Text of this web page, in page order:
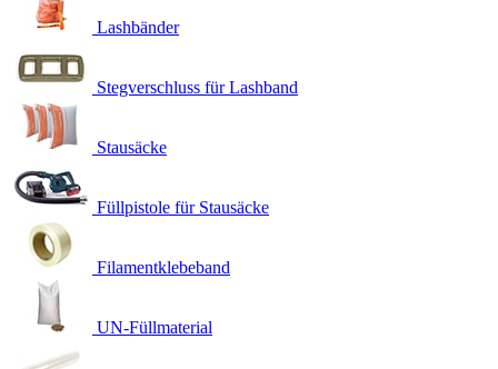
Lashbänder
Stegverschluss für Lashband
Stausäcke
Füllpistole für Stausäcke
Filamentklebeband
UN-Füllmaterial